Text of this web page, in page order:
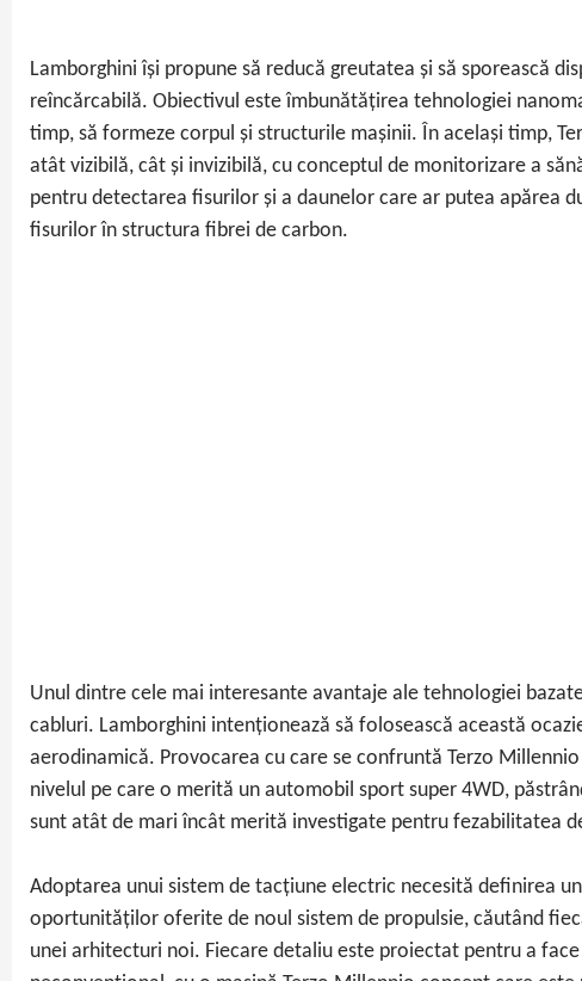
Lamborghini își propune să reducă greutatea și să sporească
reîncărcabilă. Obiectivul este îmbunătățirea tehnologiei
timp, să formeze corpul și structurile mașinii. În același timp,
atât vizibilă, cât și invizibilă, cu conceptul de monitorizare a
pentru detectarea fisurilor și a daunelor care ar putea apărea
fisurilor în structura fibrei de carbon.
Unul dintre cele mai interesante avantaje ale tehnologiei
cabluri. Lamborghini intenționează să folosească această
aerodinamică. Provocarea cu care se confruntă Terzo
nivelul pe care o merită un automobil sport super 4WD,
sunt atât de mari încât merită investigate pentru fezabilitatea
Adoptarea unui sistem de tacțiune electric necesită definirea
oportunităților oferite de noul sistem de propulsie, căutând
unei arhitecturi noi. Fiecare detaliu este proiectat pentru a